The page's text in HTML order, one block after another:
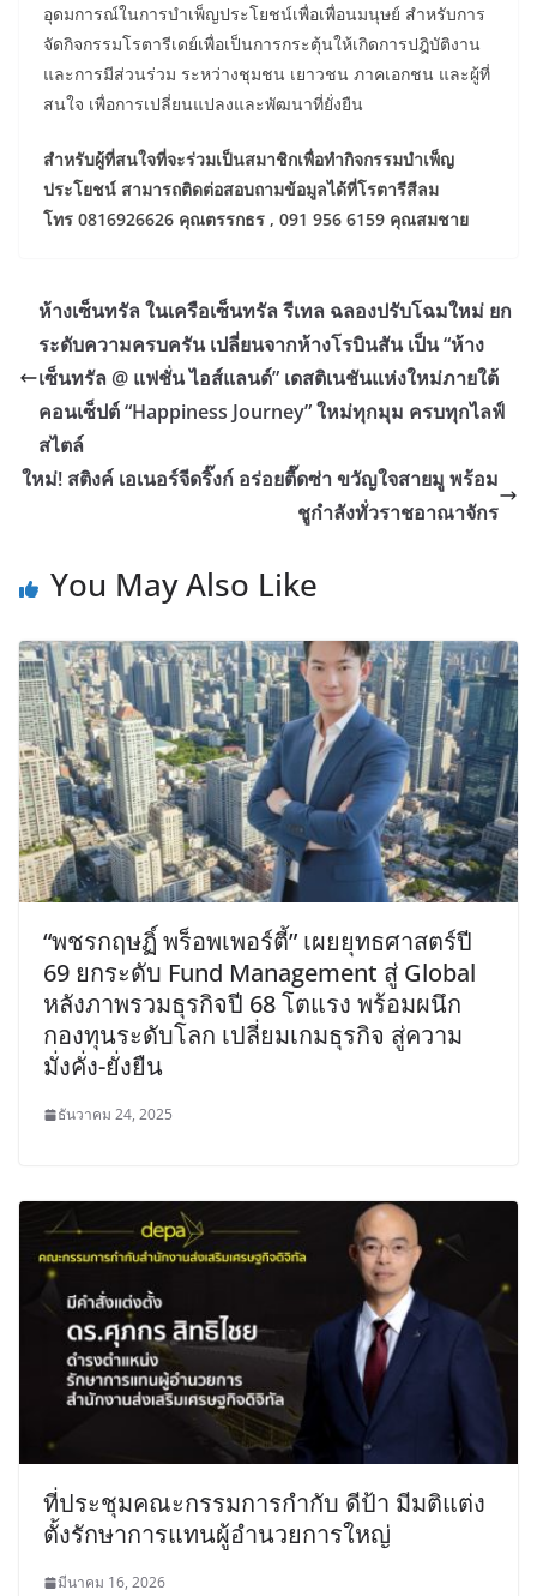
อุดมการณ์ในการบำเพ็ญประโยชน์เพื่อเพื่อนมนุษย์ สำหรับการ
จัดกิจกรรมโรตารีเดย์เพื่อเป็นการกระตุ้นให้เกิดการปฎิบัติงาน
และการมีส่วนร่วม ระหว่างชุมชน เยาวชน ภาคเอกชน และผู้ที่
สนใจ เพื่อการเปลี่ยนแปลงและพัฒนาที่ยั่งยืน
สำหรับผู้ที่สนใจที่จะร่วมเป็นสมาชิกเพื่อทำกิจกรรมบำเพ็ญ
ประโยชน์ สามารถติดต่อสอบถามข้อมูลได้ที่โรตารีสีลม
โทร 0816926626 คุณตรรกธร , 091 956 6159 คุณสมชาย
ห้างเซ็นทรัล ในเครือเซ็นทรัล รีเทล ฉลองปรับโฉมใหม่ ยก
ระดับความครบครัน เปลี่ยนจากห้างโรบินสัน เป็น “ห้าง
เซ็นทรัล @ แฟชั่น ไอส์แลนด์” เดสติเนชันแห่งใหม่ภายใต้
คอนเซ็ปต์ “Happiness Journey” ใหม่ทุกมุม ครบทุกไลฟ์
สไตล์
ใหม่! สติงค์ เอเนอร์จีดริ๊งก์ อร่อยตื๊ดซ่า ขวัญใจสายมู พร้อม
ชูกำลังทั่วราชอาณาจักร
You May Also Like
“พชรกฤษฏิ์ พร็อพเพอร์ตี้” เผยยุทธศาสตร์ปี
69 ยกระดับ Fund Management สู่ Global
หลังภาพรวมธุรกิจปี 68 โตแรง พร้อมผนึก
กองทุนระดับโลก เปลี่ยมเกมธุรกิจ สู่ความ
มั่งคั่ง-ยั่งยืน
ธันวาคม 24, 2025
ที่ประชุมคณะกรรมการกำกับ ดีป้า มีมติแต่ง
ตั้งรักษาการแทนผู้อำนวยการใหญ่
มีนาคม 16, 2026